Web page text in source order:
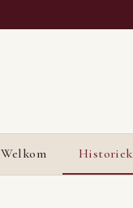
Welkom Historiek